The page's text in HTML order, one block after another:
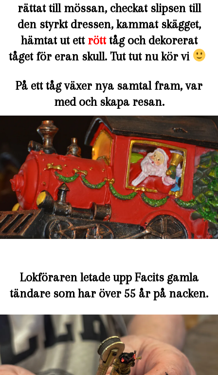
rättat till mössan, checkat slipsen till
den styrkt dressen, kammat skägget,
hämtat ut ett rötttåg och dekorerat
tåget för eran skull. Tut tut nu kör vi
På ett tåg växer nya samtal fram, var
med och skapa resan.
Lokföraren letade upp Facits gamla
tändare som har över 55 år på nacken.